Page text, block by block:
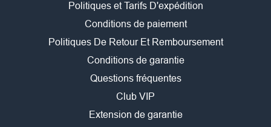
Politiques et Tarifs D'expédition
Conditions de paiement
Politiques De Retour Et Remboursement
Conditions de garantie
Questions fréquentes
Club VIP
Extension de garantie